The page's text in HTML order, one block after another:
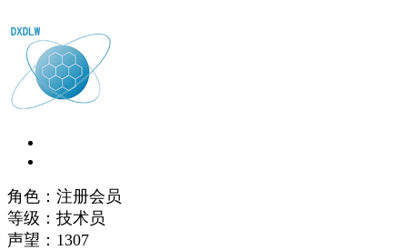
角色：注册会员
等级：技术员
声望： 1307